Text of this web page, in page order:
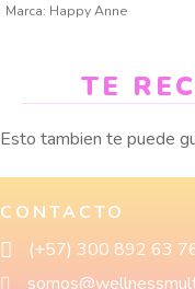
Marca: Happy Anne
TE
Esto tambien te puede
CONTACTO
(+57) 300 892 63